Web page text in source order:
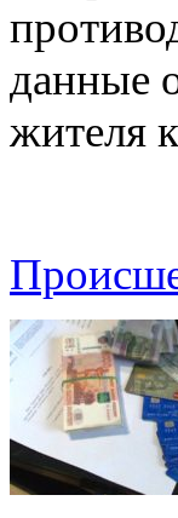
данные
жителя